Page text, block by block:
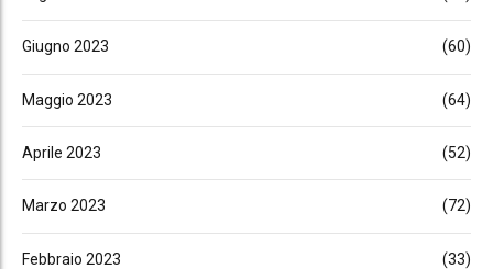
Giugno 2023 (60)
Maggio 2023 (64)
Aprile 2023 (52)
Marzo 2023 (72)
Febbraio 2023 (33)